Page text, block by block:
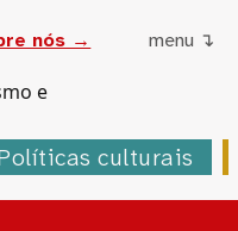
e
nós → menu ↴
culturais